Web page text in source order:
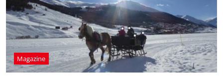
Magazine